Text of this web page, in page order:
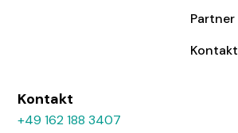
Partner
Kontakt
Kontakt
+49 162 188 3407